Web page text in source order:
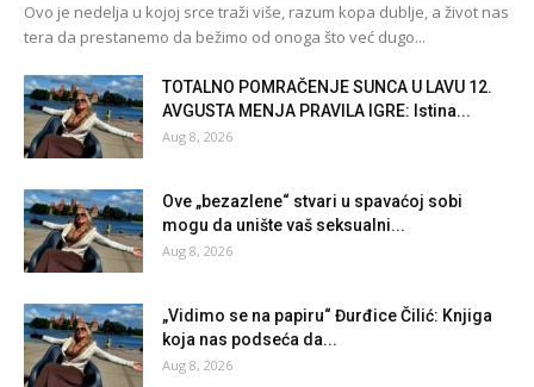
Ovo je nedelja u kojoj srce traži više, razum kopa dublje, a život nas
tera da prestanemo da bežimo od onoga što već dugo...
TOTALNO POMRAČENJE SUNCA U LAVU 12.
AVGUSTA MENJA PRAVILA IGRE: Istina...
Aug 8, 2026
Ove „bezazlene“ stvari u spavaćoj sobi
mogu da unište vaš seksualni...
Aug 8, 2026
„Vidimo se na papiru“ Đurđice Čilić: Knjiga
koja nas podseća da...
Aug 8, 2026